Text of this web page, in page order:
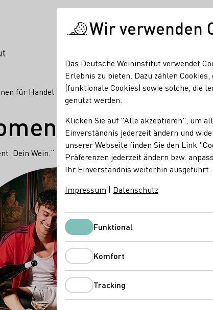
für Handel und GastronomieFür Fachhändler - Jetzt
- Dein
Dein Wein.“ und profitiere mehrfach!
Wir verwenden
Das Deutsche Weininstitut verwendet
Erlebnis zu bieten. Dazu zählen
(funktionale Cookies) sowie solche, die
genutzt werden.
Klicken Sie auf "Alle akzeptieren", um
Einverständnis jederzeit ändern und
unserer Webseite finden Sie den Link
Präferenzen jederzeit ändern bzw.
Ihr Einverständnis weiterhin ausgeführt.
Impressum | Datenschutz
FunktionalFunktional
Komfort
Tracking